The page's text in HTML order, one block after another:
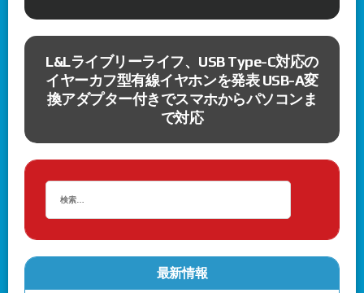
L&Lライブリーライフ、USB Type-C対応の
イヤーカフ型有線イヤホンを発表 USB-A変
換アダプター付きでスマホからパソコンま
で対応
最新情報